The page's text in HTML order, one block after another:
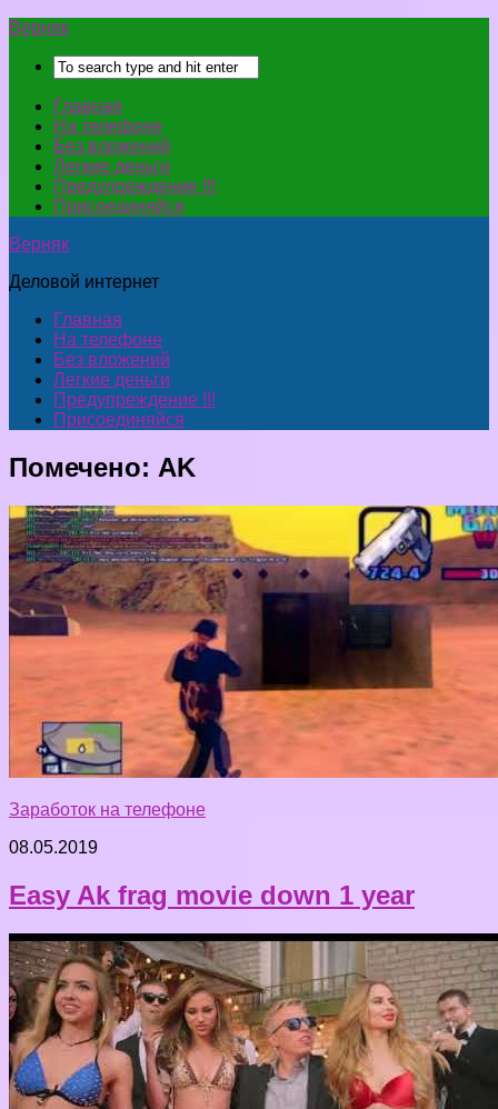
Верняк
Главная
На телефоне
Без вложений
Легкие деньги
Предупреждение !!!
Присоединяйся
Верняк
Деловой интернет
Главная
На телефоне
Без вложений
Легкие деньги
Предупреждение !!!
Присоединяйся
Помечено: AK
Заработок на телефоне
08.05.2019
Easy Ak frag movie down 1 year